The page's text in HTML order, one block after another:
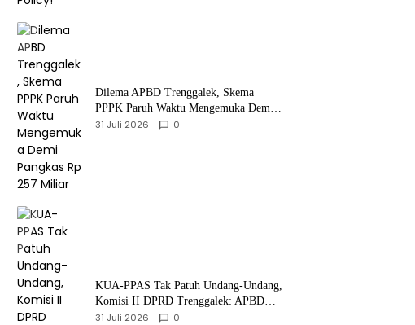
Dilema APBD Trenggalek, Skema
PPPK Paruh Waktu Mengemuka Demi
Pangkas Rp 257 Miliar
31 Juli 2026 0
KUA-PPAS Tak Patuh Undang-Undang,
Komisi II DPRD Trenggalek: APBD
2027 Terancam Sanksi
31 Juli 2026 0